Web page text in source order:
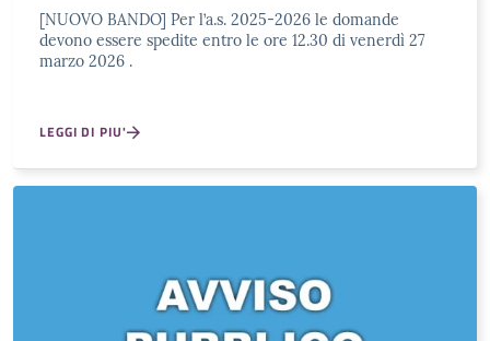
[NUOVO BANDO] Per l’a.s. 2025-2026 le domande
devono essere spedite entro le ore 12.30 di venerdì 27
marzo 2026 .
LEGGI DI PIU'